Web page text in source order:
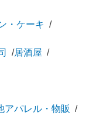
・ケーキ
居酒屋
アパレル・物販